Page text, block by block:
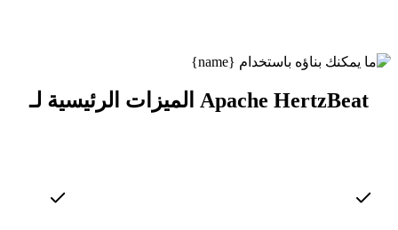
الميزات الرئيسية لـ Apache HertzBeat